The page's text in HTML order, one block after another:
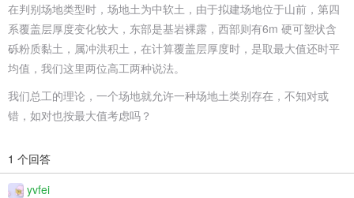
在判别场地类型时，场地土为中软土，由于拟建场地位于山前，第四
系覆盖层厚度变化较大，东部是基岩裸露，西部则有6m 硬可塑状含
砾粉质黏土，属冲洪积土，在计算覆盖层厚度时，是取最大值还时平
均值，我们这里两位高工两种说法。
我们总工的理论，一个场地就允许一种场地土类别存在，不知对或
错，如对也按最大值考虑吗？
1 个回答
yvfei